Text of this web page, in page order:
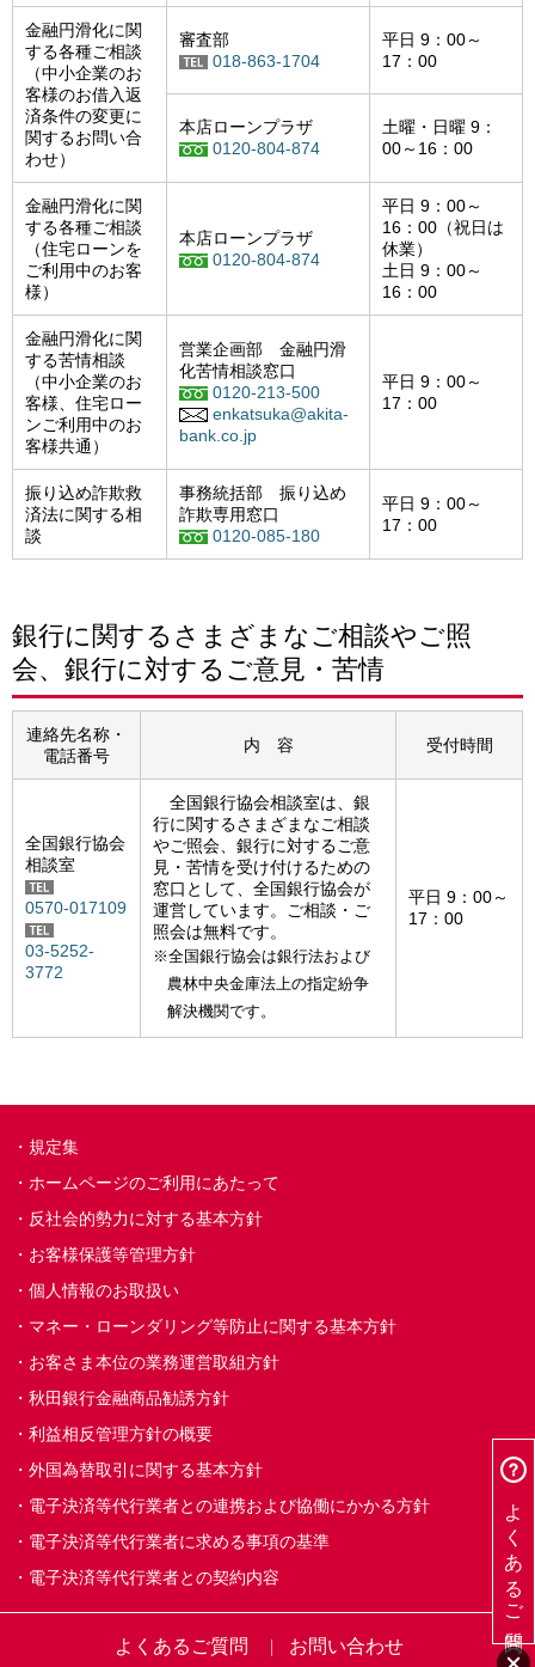
金融円滑化に関
する各種ご相談
（中小企業のお
客様のお借入返
済条件の変更に
関するお問い合
わせ）
審査部
018-863-1704
平日 9：00～
17：00
本店ローンプラザ
0120-804-874
土曜・日曜 9：
00～16：00
金融円滑化に関
する各種ご相談
（住宅ローンを
ご利用中のお客
様）
本店ローンプラザ
0120-804-874
平日 9：00～
16：00（祝日は
休業）
土日 9：00～
16：00
金融円滑化に関
する苦情相談
（中小企業のお
客様、住宅ロー
ンご利用中のお
客様共通）
営業企画部 金融円滑
化苦情相談窓口
0120-213-500
enkatsuka@akita-
bank.co.jp
平日 9：00～
17：00
振り込め詐欺救
済法に関する相
談
事務統括部 振り込め
詐欺専用窓口
0120-085-180
平日 9：00～
17：00
銀行に関するさまざまなご相談やご照
会、銀行に対するご意見・苦情
連絡先名称・
電話番号
内 容 受付時間
全国銀行協会
相談室
0570-017109
03-5252-
3772
全国銀行協会相談室は、銀
行に関するさまざまなご相談
やご照会、銀行に対するご意
見・苦情を受け付けるための
窓口として、全国銀行協会が
運営しています。ご相談・ご
照会は無料です。
※全国銀行協会は銀行法および
農林中央金庫法上の指定紛争
解決機関です。
平日 9：00～
17：00
規定集
ホームページのご利用にあたって
反社会的勢力に対する基本方針
お客様保護等管理方針
個人情報のお取扱い
マネー・ローンダリング等防止に関する基本方針
お客さま本位の業務運営取組方針
秋田銀行金融商品勧誘方針
利益相反管理方針の概要
外国為替取引に関する基本方針
電子決済等代行業者との連携および協働にかかる方針
電子決済等代行業者に求める事項の基準
電子決済等代行業者との契約内容
よくあるご質問
よくあるご質問 お問い合わせ